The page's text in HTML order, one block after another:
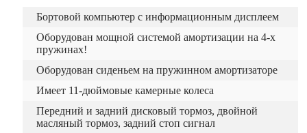
Бортовой компьютер с информационным дисплеем
Оборудован мощной системой амортизации на 4-х
пружинах!
Оборудован сиденьем на пружинном амортизаторе
Имеет 11-дюймовые камерные колеса
Передний и задний дисковый тормоз, двойной
масляный тормоз, задний стоп сигнал